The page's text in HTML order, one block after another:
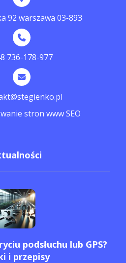
92 warszawa 03-893
736-178-977
stron www SEO
podsłuchu lub GPS?
i przepisy